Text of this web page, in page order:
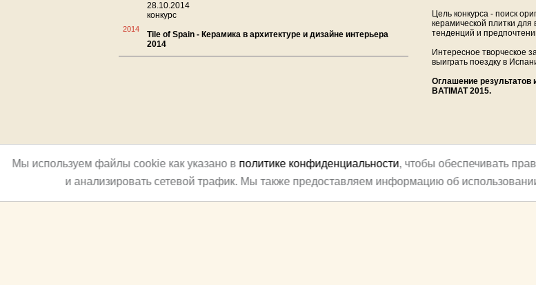
2014
28.10.2014
конкурс
Tile of Spain - Керамика в архитектуре и дизайне интерьера
2014
Цель конкурса - поиск
керамической плитки
тенденций и
Интересное творческое
выиграть поездку в
Оглашение результатов
BATIMAT 2015.
Мы используем файлы cookie как указано в политике конфиденциальности, чтобы обеспечивать
и анализировать сетевой трафик. Мы также предоставляем информацию об